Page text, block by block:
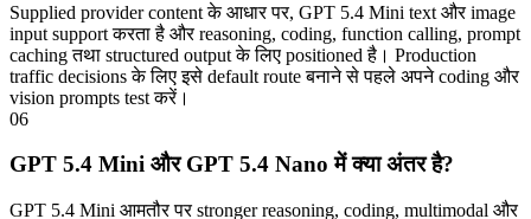
Supplied provider content के आधार पर, GPT 5.4 Mini text और image
input support करता है और reasoning, coding, function calling, prompt
caching तथा structured output के लिए positioned है। Production
traffic decisions के लिए इसे default route बनाने से पहले अपने coding और
vision prompts test करें।
06
GPT 5.4 Mini और GPT 5.4 Nano में क्या अंतर है?
GPT 5.4 Mini आमतौर पर stronger reasoning, coding, multimodal और